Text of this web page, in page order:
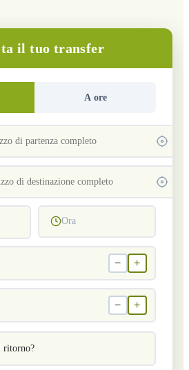
il tuo transfer
A ore
Ora
− +
− +
ritorno?